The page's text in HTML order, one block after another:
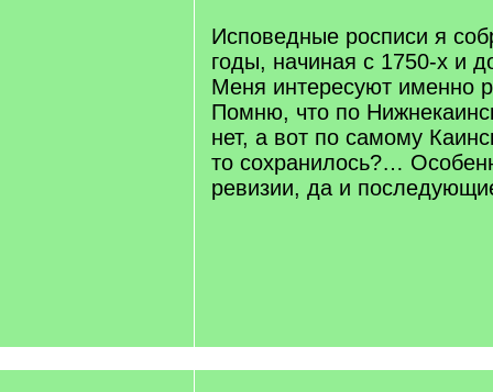
q
]
Исповедные росписи я
годы, начиная с 1750-х и
Меня интересуют именно
Помню, что по
нет, а вот по самому
то сохранилось?…
ревизии, да и